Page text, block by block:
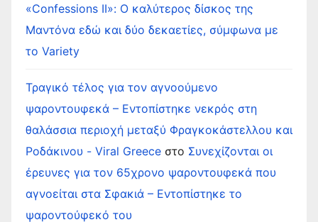
«Confessions II»: Ο καλύτερος δίσκος της
Μαντόνα εδώ και δύο δεκαετίες, σύμφωνα με
το Variety
Τραγικό τέλος για τον αγνοούμενο
ψαροντουφεκά – Εντοπίστηκε νεκρός στη
θαλάσσια περιοχή μεταξύ Φραγκοκάστελλου και
Ροδάκινου - Viral Greece στο Συνεχίζονται οι
έρευνες για τον 65χρονο ψαροντουφεκά που
αγνοείται στα Σφακιά – Εντοπίστηκε το
ψαροντούφεκό του